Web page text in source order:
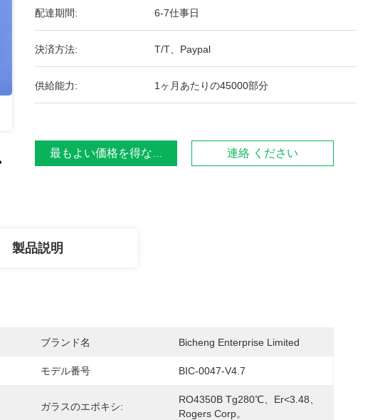
配達期間: 6-7仕事日
決済方法: T/T、Paypal
供給能力: 1ヶ月あたりの45000部分
最もよい価格を得なさい 連絡 ください
製品説明
ブランド名 Bicheng Enterprise Limited
モデル番号 BIC-0047-V4.7
ガラスのエポキシ:
RO4350B Tg280℃、er<3.48、
Rogers Corp。